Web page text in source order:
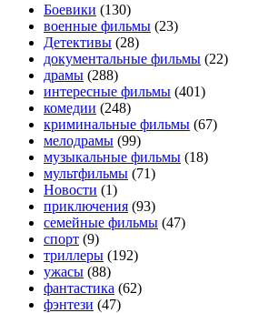
Боевики (130)
военные фильмы (23)
Детективы (28)
документальные фильмы (22)
драмы (288)
интересные фильмы (401)
комедии (248)
криминальные фильмы (67)
мелодрамы (99)
музыкальные фильмы (18)
мультфильмы (71)
Новости (1)
приключения (93)
семейные фильмы (47)
спорт (9)
триллеры (192)
ужасы (88)
фантастика (62)
фэнтези (47)